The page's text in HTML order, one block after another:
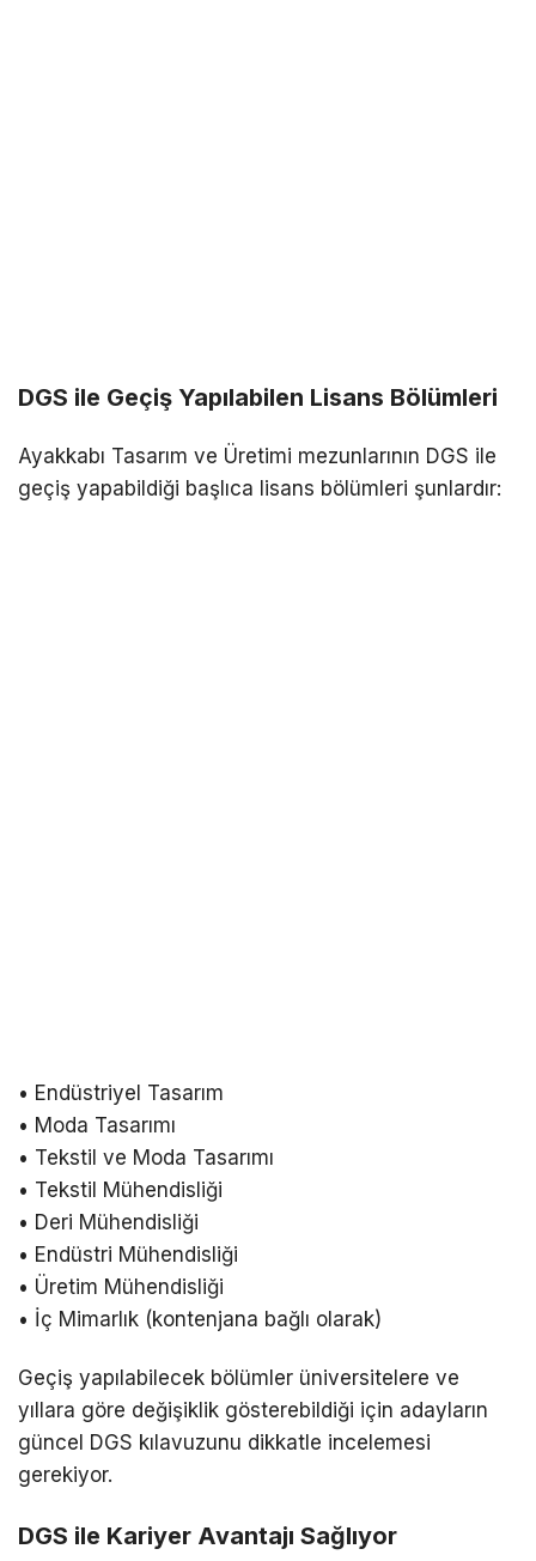
DGS ile Geçiş Yapılabilen Lisans Bölümleri
Ayakkabı Tasarım ve Üretimi mezunlarının DGS ile
geçiş yapabildiği başlıca lisans bölümleri şunlardır:
• Endüstriyel Tasarım
• Moda Tasarımı
• Tekstil ve Moda Tasarımı
• Tekstil Mühendisliği
• Deri Mühendisliği
• Endüstri Mühendisliği
• Üretim Mühendisliği
• İç Mimarlık (kontenjana bağlı olarak)
Geçiş yapılabilecek bölümler üniversitelere ve
yıllara göre değişiklik gösterebildiği için adayların
güncel DGS kılavuzunu dikkatle incelemesi
gerekiyor.
DGS ile Kariyer Avantajı Sağlıyor